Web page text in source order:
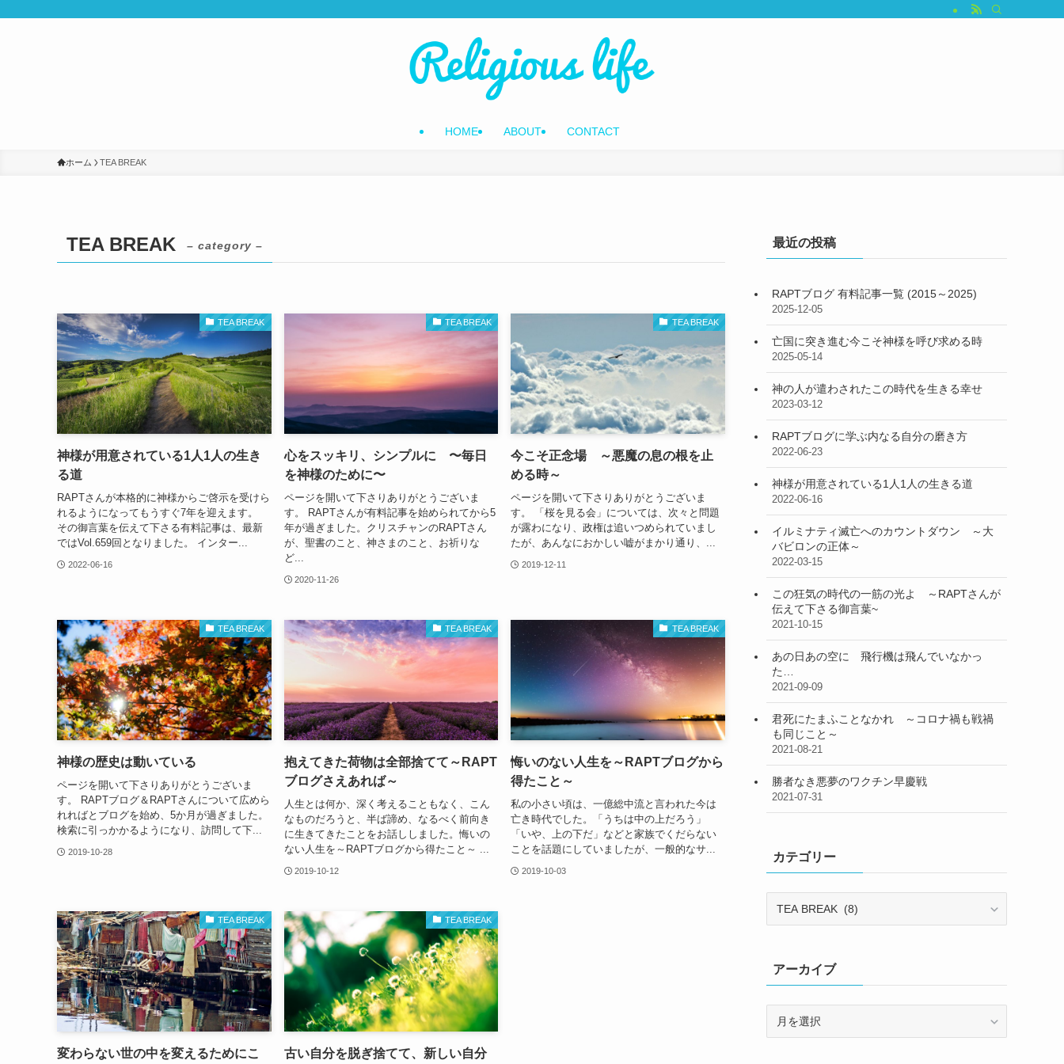
HOME ABOUT CONTACT
ホーム TEA BREAK
TEA BREAK – category –
TEA BREAK
神様が用意されている1人1人の生き
る道
RAPTさんが本格的に神様からご啓示を受けら
れるようになってもうすぐ7年を迎えます。
その御言葉を伝えて下さる有料記事は、最新
ではVol.659回となりました。 インター...
2022-06-16
TEA BREAK
心をスッキリ、シンプルに 〜毎日
を神様のために〜
ページを開いて下さりありがとうございま
す。 RAPTさんが有料記事を始められてから5
年が過ぎました。クリスチャンのRAPTさん
が、聖書のこと、神さまのこと、お祈りな
ど...
2020-11-26
TEA BREAK
今こそ正念場 ～悪魔の息の根を止
める時～
ページを開いて下さりありがとうございま
す。 「桜を見る会」については、次々と問題
が露わになり、政権は追いつめられていまし
たが、あんなにおかしい嘘がまかり通り、...
2019-12-11
TEA BREAK
神様の歴史は動いている
ページを開いて下さりありがとうございま
す。 RAPTブログ＆RAPTさんについて広めら
れればとブログを始め、5か月が過ぎました。
検索に引っかかるようになり、訪問して下...
2019-10-28
TEA BREAK
抱えてきた荷物は全部捨てて～RAPT
ブログさえあれば～
人生とは何か、深く考えることもなく、こん
なものだろうと、半ば諦め、なるべく前向き
に生きてきたことをお話ししました。悔いの
ない人生を～RAPTブログから得たこと～ ...
2019-10-12
TEA BREAK
悔いのない人生を～RAPTブログから
得たこと～
私の小さい頃は、一億総中流と言われた今は
亡き時代でした。「うちは中の上だろう」
「いや、上の下だ」などと家族でくだらない
ことを話題にしていましたが、一般的なサ...
2019-10-03
TEA BREAK
変わらない世の中を変えるためにこ
TEA BREAK
古い自分を脱ぎ捨てて、新しい自分
最近の投稿
RAPTブログ 有料記事一覧 (2015～2025)
2025-12-05
亡国に突き進む今こそ神様を呼び求める時
2025-05-14
神の人が遣わされたこの時代を生きる幸せ
2023-03-12
RAPTブログに学ぶ内なる自分の磨き方
2022-06-23
神様が用意されている1人1人の生きる道
2022-06-16
イルミナティ滅亡へのカウントダウン ～大
バビロンの正体～
2022-03-15
この狂気の時代の一筋の光よ ～RAPTさんが
伝えて下さる御言葉~
2021-10-15
あの日あの空に 飛行機は飛んでいなかっ
た…
2021-09-09
君死にたまふことなかれ ～コロナ禍も戦禍
も同じこと～
2021-08-21
勝者なき悪夢のワクチン早慶戦
2021-07-31
カテゴリー
ーアーカイブ